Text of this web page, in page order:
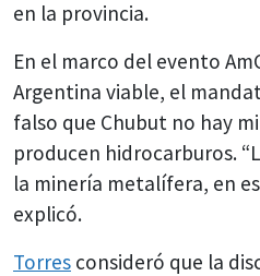
en la provincia.
En el marco del evento
Argentina viable, el
falso que Chubut no hay
producen hidrocarburos.
la minería metalífera, en
explicó.
Torres consideró que la